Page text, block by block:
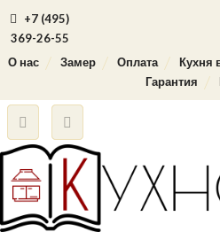
+7 (495)
369-26-55
О нас
Замер Оплата Кухня
Гарантия